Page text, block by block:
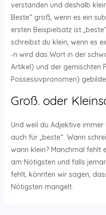
verstanden und deshalb
Beste“ groß, wenn es ein
ersten Beispielsatz ist
schreibst du klein, wenn es
‑n wird das Wort in der
Artikel) und der gemischten
Possessivpronomen)
Groß. oder
Und weil du Adjektive
auch für „beste“. Wann
wann klein? Manchmal fehlt
am Nötigsten und falls
fehlt, könnten wir sagen,
Nötigsten mangelt.